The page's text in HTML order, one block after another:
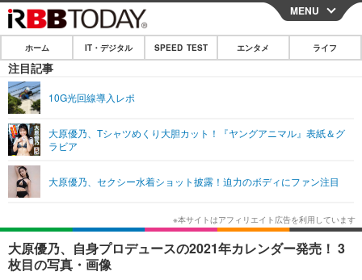
CLOSE
ホーム
IT・デジタル
ショッピング その他
SPEED TEST
エンタメ
エンタメTOP 映画・ドラマ
韓国・芸能
音楽 スポーツ
ライフ
ライフTOP グルメ
ペット ショッピング
リリース一覧
プッシュ通知の停止方法
MENU
ホーム IT・デジタル SPEED TEST エンタメ ライフ
注目記事
10G光回線導入レポ
大原優乃、Tシャツめくり大胆カット！『ヤングアニマル』表紙＆グ
ラビア
大原優乃、セクシー水着ショット披露！迫力のボディにファン注目
大原優乃、自身プロデュースの2021年カレンダー発売！ 3
枚目の写真・画像